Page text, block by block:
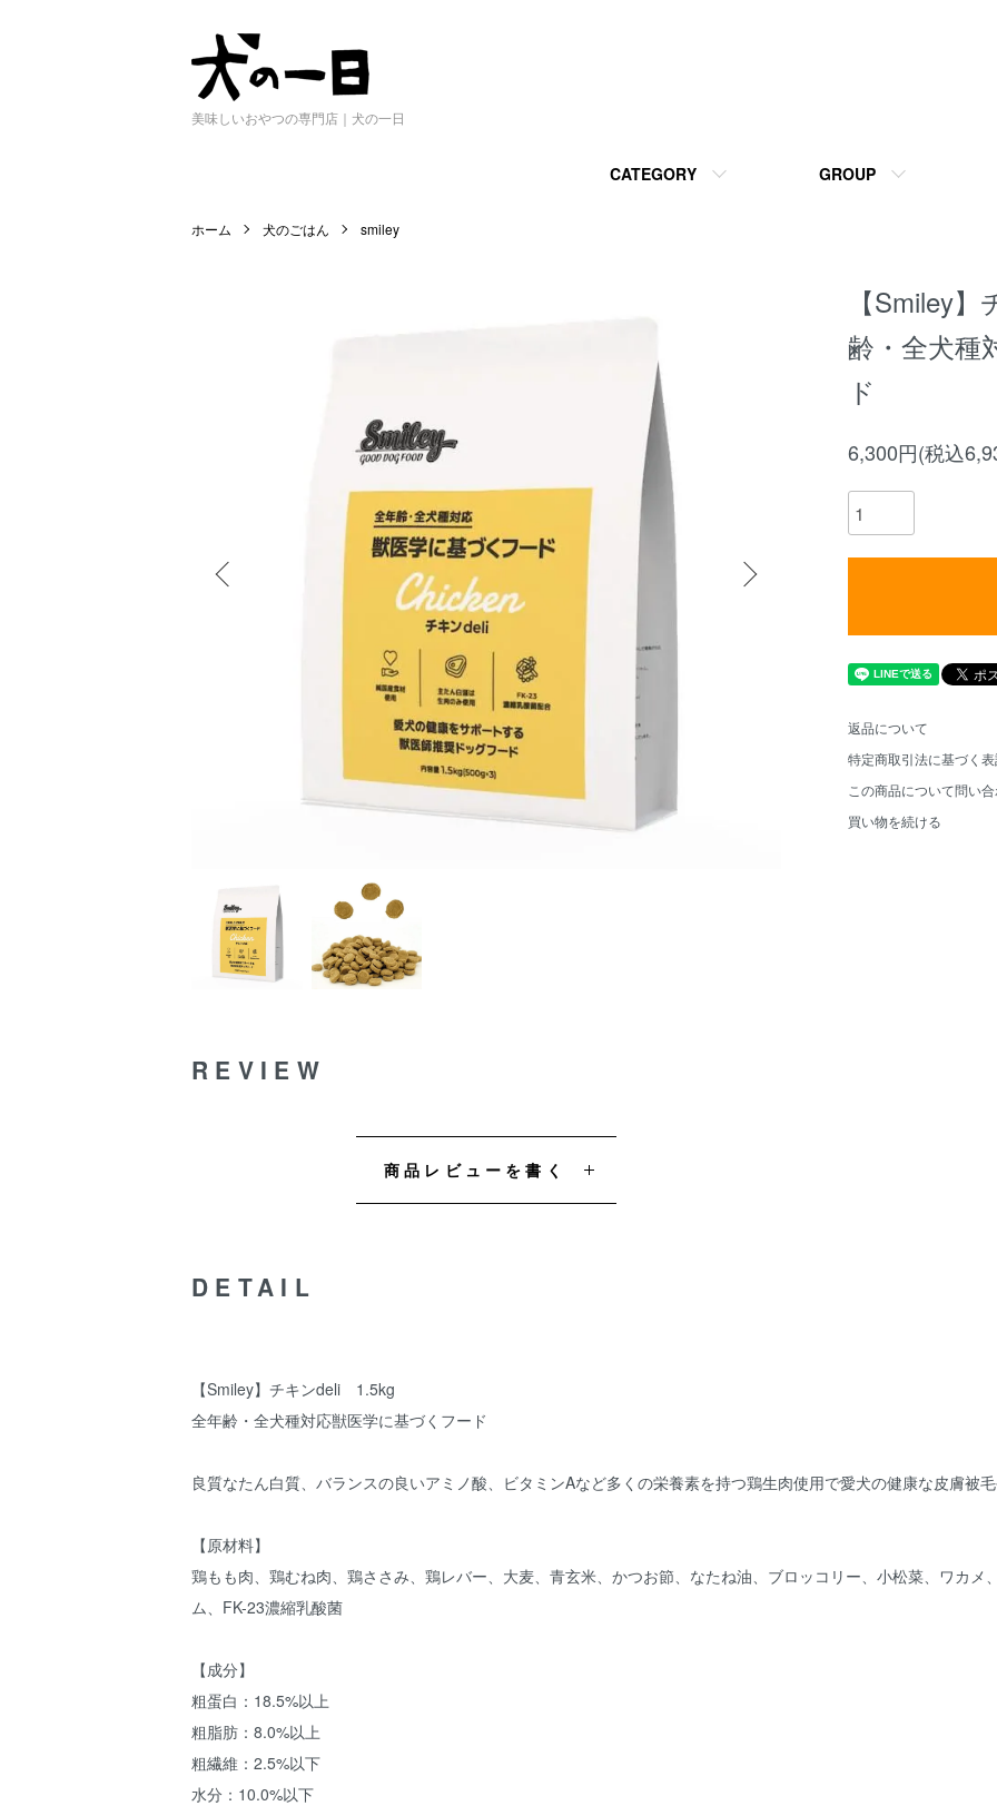
美味しいおやつの専門店｜犬の一日
CATEGORY GROUP
ホーム 犬のごはん smiley
【Smiley
齢・全犬種
ド
6,300円(税込
返品について
特定商取引法に基づく
この商品について問い
買い物を続ける
DETAIL
【Smiley】チキンdeli 1.5kg
全年齢・全犬種対応獣医学に基づくフード
良質なたん白質、バランスの良いアミノ酸、ビタミンAなど多くの栄養素を持つ鶏生肉使用で愛犬の健康な皮膚被
【原材料】
鶏もも肉、鶏むね肉、鶏ささみ、鶏レバー、大麦、青玄米、かつお節、なたね油、ブロッコリー、小松菜、ワカメ
ム、FK-23濃縮乳酸菌
【成分】
粗蛋白：18.5%以上
粗脂肪：8.0%以上
粗繊維：2.5%以下
水分：10.0%以下
REVIEW
商品レビューを書く